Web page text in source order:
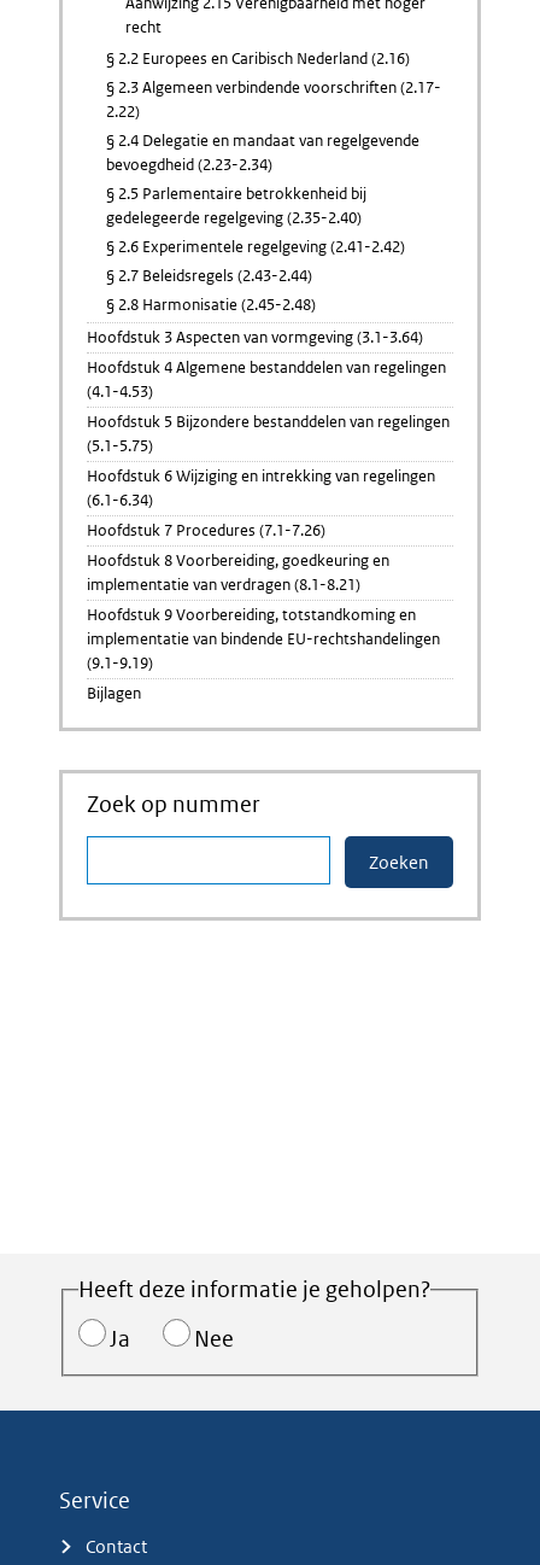
recht
§ 2.2 Europees en Caribisch Nederland (2.16)
§ 2.3 Algemeen verbindende voorschriften (2.17-
2.22)
§ 2.4 Delegatie en mandaat van regelgevende
bevoegdheid (2.23-2.34)
§ 2.5 Parlementaire betrokkenheid bij
gedelegeerde regelgeving (2.35-2.40)
§ 2.6 Experimentele regelgeving (2.41-2.42)
§ 2.7 Beleidsregels (2.43-2.44)
§ 2.8 Harmonisatie (2.45-2.48)
Hoofdstuk 3 Aspecten van vormgeving (3.1-3.64)
Hoofdstuk 4 Algemene bestanddelen van regelingen
(4.1-4.53)
Hoofdstuk 5 Bijzondere bestanddelen van regelingen
(5.1-5.75)
Hoofdstuk 6 Wijziging en intrekking van regelingen
(6.1-6.34)
Hoofdstuk 7 Procedures (7.1-7.26)
Hoofdstuk 8 Voorbereiding, goedkeuring en
implementatie van verdragen (8.1-8.21)
Hoofdstuk 9 Voorbereiding, totstandkoming en
implementatie van bindende EU-rechtshandelingen
(9.1-9.19)
Bijlagen
Zoek op nummer
Heeft deze informatie je geholpen?
Ja
Nee
Service
Contact